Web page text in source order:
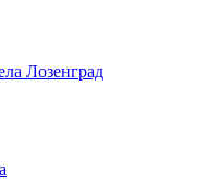
Лозенград